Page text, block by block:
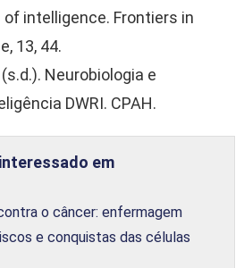
intelligence. Frontiers in
13, 44.
Neurobiologia e
DWRI. CPAH.
em
o câncer: enfermagem
e conquistas das células